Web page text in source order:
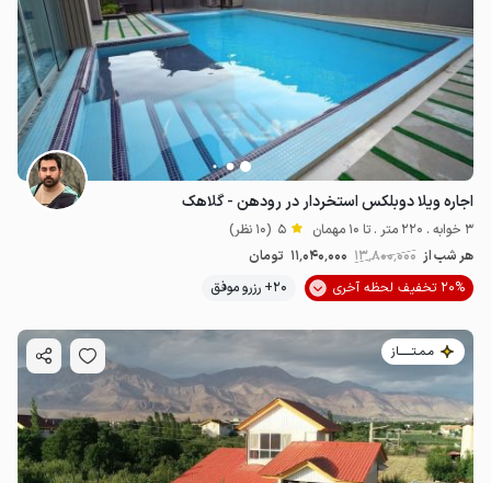
اجاره ویلا دوبلکس استخردار در رودهن - گلاهک
3 خوابه . 220 متر . تا 10 مهمان 5 (10 نظر)
هر شب از 13٬800٬000 11٬040٬000 تومان
20% تخفیف لحظه آخری
20+ رزرو موفق
مـمـتــــــاز